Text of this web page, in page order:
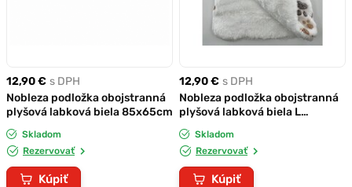
12,90 € s DPH
Nobleza podložka obojstranná
plyšová labková biela 85x65cm
Skladom
Rezervovať
Kúpiť
12,90 € s DPH
Nobleza podložka obojstranná
plyšová labková biela L
85x65cm
Skladom
Rezervovať
Kúpiť